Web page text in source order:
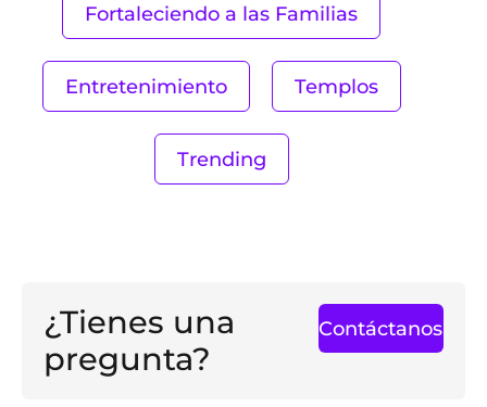
Fortaleciendo a las Familias
Entretenimiento Templos
Trending
¿Tienes una
pregunta?
Contáctanos